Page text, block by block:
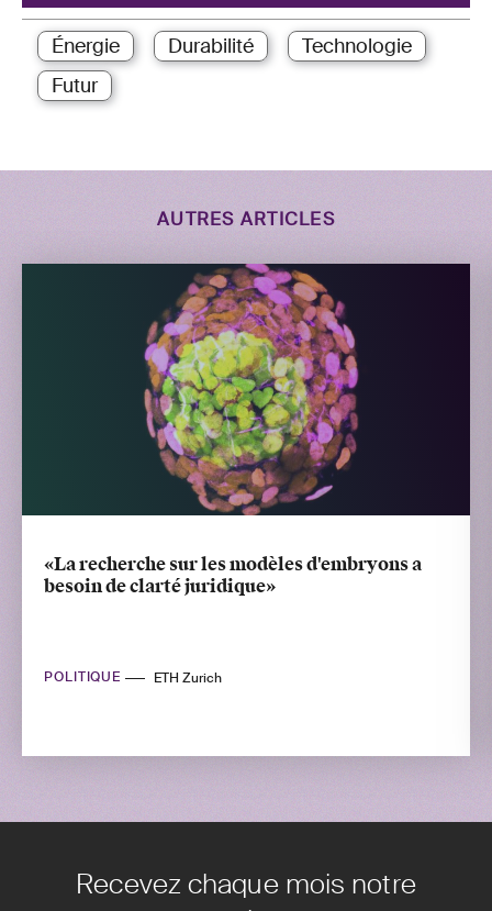
Énergie Durabilité
Technologie
Futur
AUTRES ARTICLES
«La recherche sur les modèles d'embryons a
besoin de clarté juridique»
POLITIQUE ETH Zurich
Recevez chaque mois notre